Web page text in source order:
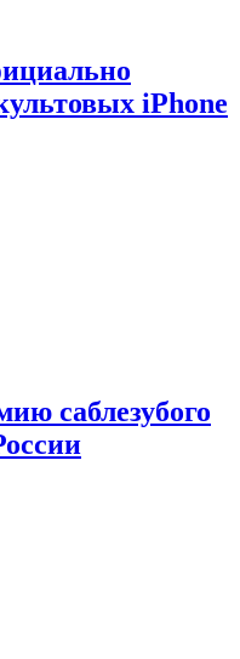
iPhone
саблезубого